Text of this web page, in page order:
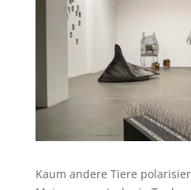
Kaum andere Tiere